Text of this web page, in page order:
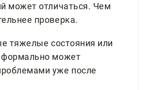
может отличаться. Чем
проверка.
тяжелые состояния или
формально может
уже после